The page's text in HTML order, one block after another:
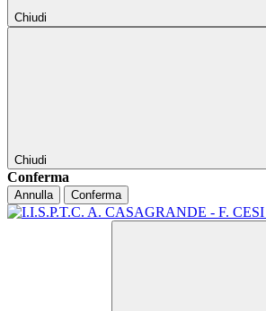
Chiudi
Chiudi
Conferma
Annulla Conferma